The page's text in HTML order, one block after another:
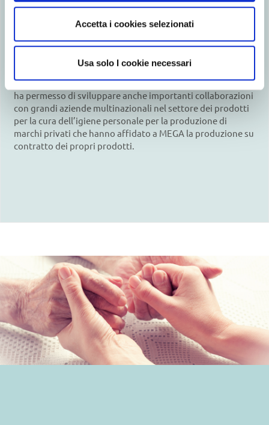
Accetta i cookies selezionati
Usa solo I cookie necessari
del consumatore sono per MEGA tutti “ingredienti”
necessari perché un prodotto possa definirsi completo e
mantenimento di standard elevatissimi ha permesso
all’azienda di guadagnare la fiducia dei consumatori e di
tutti i rivenditori tanto in Grecia quanto all’estero, sia per i
prodotti di marca propria che per i marchi privati. Tutto ciò
ha permesso di sviluppare anche importanti collaborazioni
con grandi aziende multinazionali nel settore dei prodotti
per la cura dell’igiene personale per la produzione di
marchi privati che hanno affidato a MEGA la produzione su
contratto dei propri prodotti.